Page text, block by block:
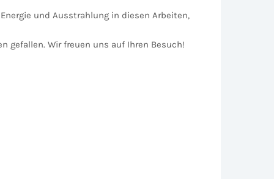
und Ausstrahlung in diesen Arbeiten,
gefallen. Wir freuen uns auf Ihren Besuch!